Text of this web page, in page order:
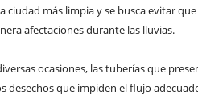
ciudad más limpia y se busca evitar
afectaciones durante las lluvias.
ocasiones, las tuberías que
desechos que impiden el flujo